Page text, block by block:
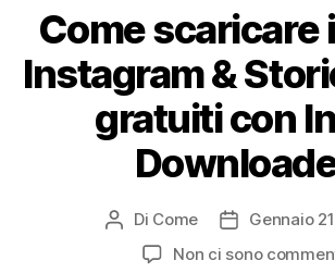
a
o
o
Come scaricare
Instagram &
gratuiti con
Post
autore
Di Come
DataGennaio
Non ci sono